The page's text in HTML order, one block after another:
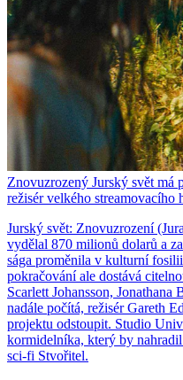
Znovuzrozený Jurský svět má
režisér velkého streamovacího
Jurský svět: Znovuzrození
vydělal 870 milionů dolarů a
sága proměnila v kulturní
pokračování ale dostává
Scarlett Johansson,
nadále počítá, režisér Gareth
projektu odstoupit. Studio
kormidelníka, který by
sci-fi Stvořitel.